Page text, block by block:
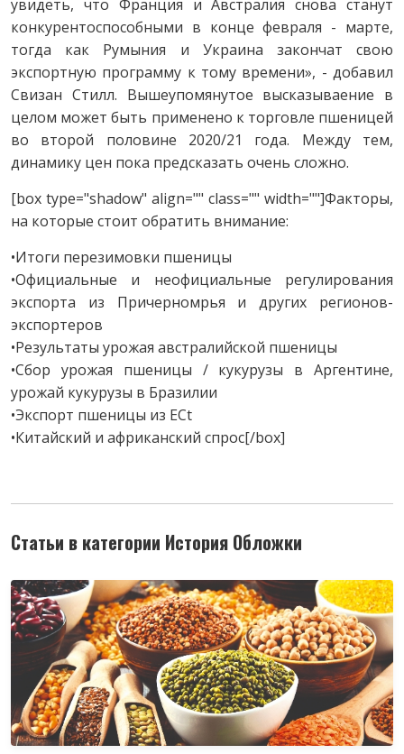
увидеть, что Франция и Австралия снова станут
конкурентоспособными в конце февраля - марте,
тогда как Румыния и Украина закончат свою
экспортную программу к тому времени», - добавил
Свизан Стилл. Вышеупомянутое высказываение в
целом может быть применено к торговле пшеницей
во второй половине 2020/21 года. Между тем,
динамику цен пока предсказать очень сложно.
[box type="shadow" align="" class="" width=""]Факторы,
на которые стоит обратить внимание:
•Итоги перезимовки пшеницы
•Официальные и неофициальные регулирования
экспорта из Причерномрья и других регионов-
экспортеров
•Результаты урожая австралийской пшеницы
•Сбор урожая пшеницы / кукурузы в Аргентине,
урожай кукурузы в Бразилии
•Экспорт пшеницы из ЕСt
•Китайский и африканский спрос[/box]
Статьи в категории История Обложки